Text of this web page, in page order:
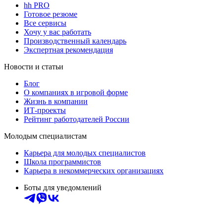
hh PRO
Готовое резюме
Все сервисы
Хочу у вас работать
Производственный календарь
Экспертная рекомендация
Новости и статьи
Блог
О компаниях в игровой форме
Жизнь в компании
ИТ-проекты
Рейтинг работодателей России
Молодым специалистам
Карьера для молодых специалистов
Школа программистов
Карьера в некоммерческих организациях
Боты для уведомлений